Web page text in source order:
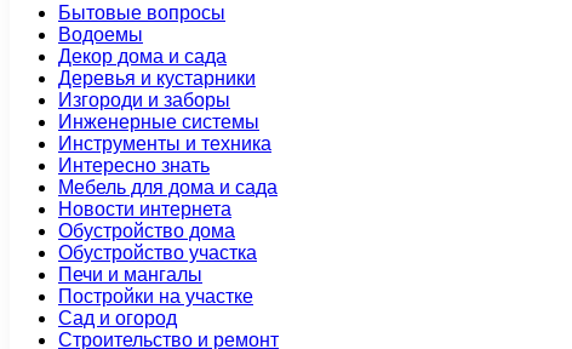
Бытовые вопросы
Водоемы
Декор дома и сада
Деревья и кустарники
Изгороди и заборы
Инженерные системы
Инструменты и техника
Интересно знать
Мебель для дома и сада
Новости интернета
Обустройство дома
Обустройство участка
Печи и мангалы
Постройки на участке
Сад и огород
Строительство и ремонт